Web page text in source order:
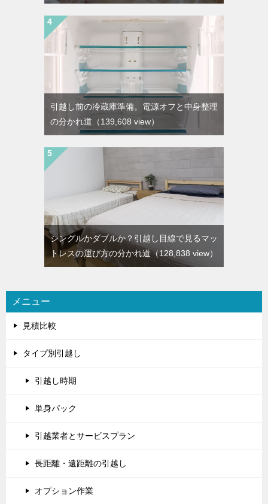
引越し前の冷蔵庫準備。電源オフと中身整理
の分かれ道 （139,608 view）
シングルかダブルか？引越し目線で見るマッ
トレスの運び方の分かれ道（128,838 view）
メニュー
見積比較
タイプ別引越し
引越し時期
単身パック
引越業者とサービスプラン
長距離・遠距離の引越し
オプション作業